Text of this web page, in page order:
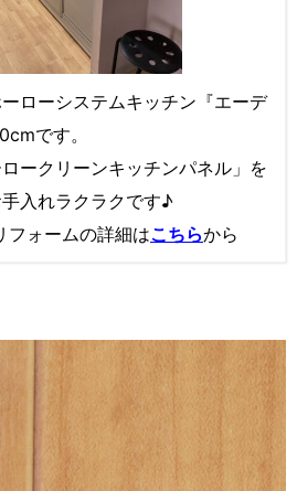
ローシステムキッチン『エーデ
です。
ークリーンキッチンパネル」を
入れラクラクです♪
ォームの詳細はこちらから